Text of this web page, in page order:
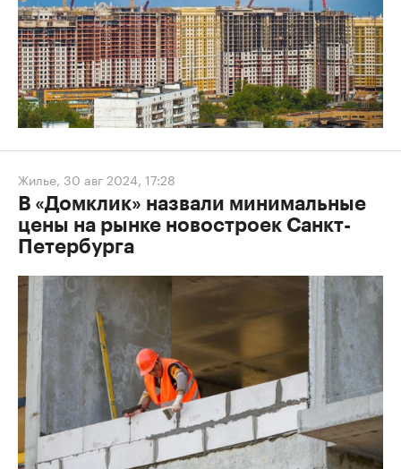
Жилье, 30 авг 2024, 17:28
В «Домклик» назвали минимальные
цены на рынке новостроек Санкт-
Петербурга